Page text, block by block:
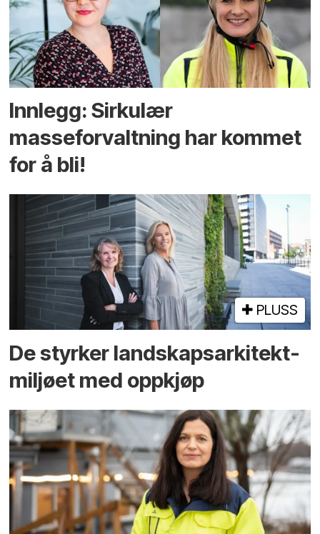
Innlegg: Sirkulær
masseforvaltning har kommet
for å bli!
PLUSS
De styrker landskaps­arkitekt­
miljøet med oppkjøp